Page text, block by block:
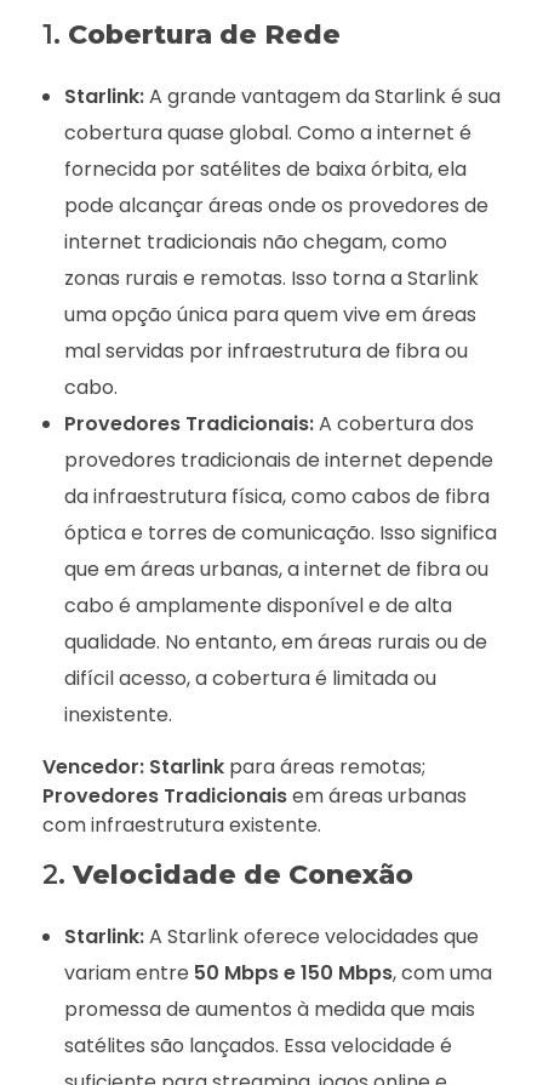
1. Cobertura de Rede
Starlink:A grande vantagem da Starlink é sua
cobertura quase global. Como a internet é
fornecida por satélites de baixa órbita, ela
pode alcançar áreas onde os provedores de
internet tradicionais não chegam, como
zonas rurais e remotas. Isso torna a Starlink
uma opção única para quem vive em áreas
mal servidas por infraestrutura de fibra ou
cabo.
Provedores Tradicionais:A cobertura dos
provedores tradicionais de internet depende
da infraestrutura física, como cabos de fibra
óptica e torres de comunicação. Isso significa
que em áreas urbanas, a internet de fibra ou
cabo é amplamente disponível e de alta
qualidade. No entanto, em áreas rurais ou de
difícil acesso, a cobertura é limitada ou
inexistente.
Vencedor: Starlink para áreas remotas;
Provedores Tradicionaisem áreas urbanas
com infraestrutura existente.
2. Velocidade de Conexão
Starlink:A Starlink oferece velocidades que
variam entre 50 Mbps e 150 Mbps, com uma
promessa de aumentos à medida que mais
satélites são lançados. Essa velocidade é